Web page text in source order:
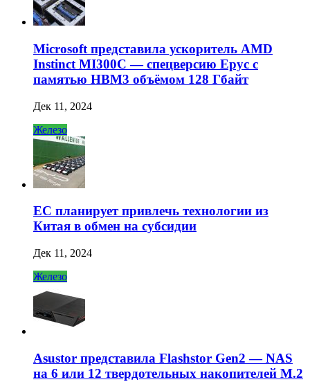
Microsoft представила ускоритель AMD
Instinct MI300C — спецверсию Epyc с
памятью HBM3 объёмом 128 Гбайт
Дек 11, 2024
Железо
ЕС планирует привлечь технологии из
Китая в обмен на субсидии
Дек 11, 2024
Железо
Asustor представила Flashstor Gen2 — NAS
на 6 или 12 твердотельных накопителей M.2